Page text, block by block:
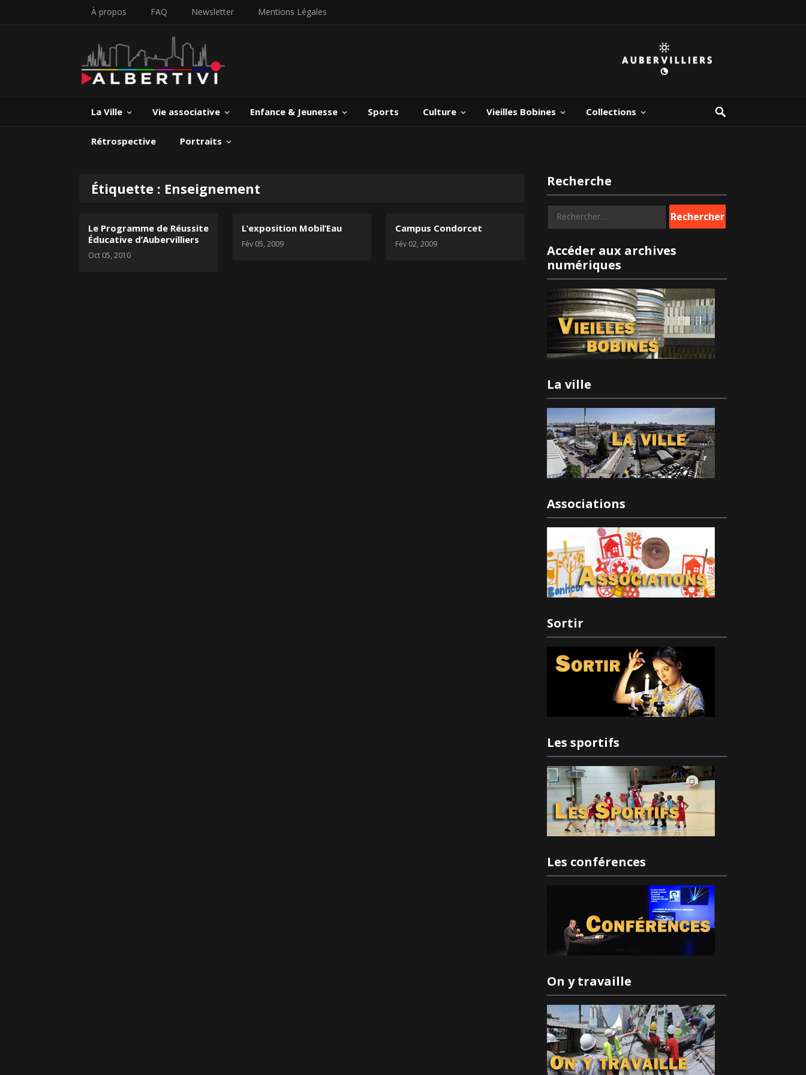
À propos FAQ Newsletter Mentions Légales
La Ville Vie associative Enfance & Jeunesse Sports Culture Vieilles Bobines Collections
Rétrospective Portraits
Étiquette : Enseignement
Le Programme de Réussite
Éducative d’Aubervilliers
Oct 05, 2010
L’exposition Mobil’Eau
Fév 05, 2009
Campus Condorcet
Fév 02, 2009
Recherche
Rechercher :
Accéder aux archives
numériques
La ville
Associations
Sortir
Les sportifs
Les conférences
On y travaille